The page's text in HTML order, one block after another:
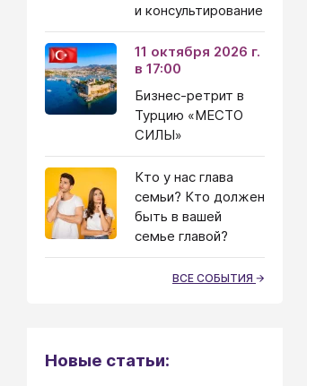
и консультирование
11 октября 2026 г.
в 17:00
Бизнес-ретрит в
Турцию «МЕСТО
СИЛЫ»
Кто у нас глава
семьи? Кто должен
быть в вашей
семье главой?
ВСЕ СОБЫТИЯ
Новые статьи: